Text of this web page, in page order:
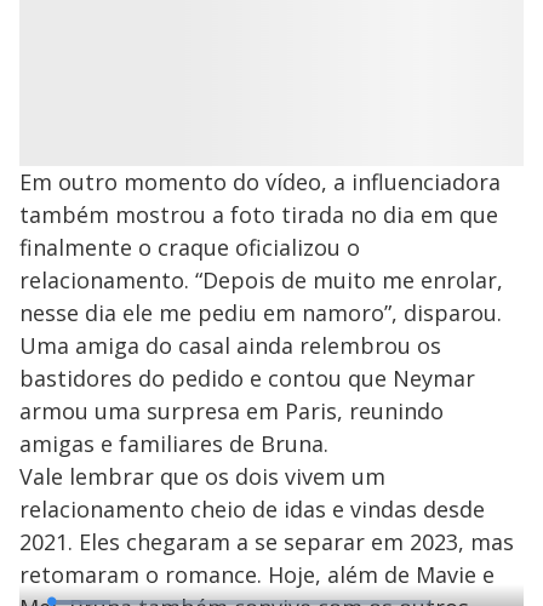
Em outro momento do vídeo, a influenciadora
também mostrou a foto tirada no dia em que
finalmente o craque oficializou o
relacionamento. “Depois de muito me enrolar,
nesse dia ele me pediu em namoro”, disparou.
Uma amiga do casal ainda relembrou os
bastidores do pedido e contou que Neymar
armou uma surpresa em Paris, reunindo
amigas e familiares de Bruna.
Vale lembrar que os dois vivem um
relacionamento cheio de idas e vindas desde
2021. Eles chegaram a se separar em 2023, mas
retomaram o romance. Hoje, além de Mavie e